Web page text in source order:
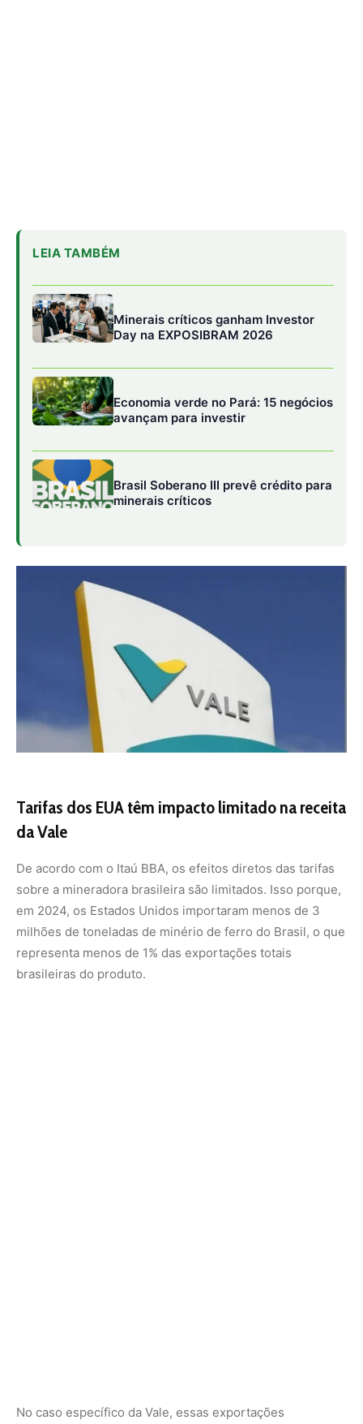
LEIA TAMBÉM
Minerais críticos ganham Investor
Day na EXPOSIBRAM 2026
Economia verde no Pará: 15 negócios
avançam para investir
Brasil Soberano III prevê crédito para
minerais críticos
Tarifas dos EUA têm impacto limitado na receita
da Vale
De acordo com o Itaú BBA, os efeitos diretos das tarifas
sobre a mineradora brasileira são limitados. Isso porque,
em 2024, os Estados Unidos importaram menos de 3
milhões de toneladas de minério de ferro do Brasil, o que
representa menos de 1% das exportações totais
brasileiras do produto.
No caso específico da Vale, essas exportações